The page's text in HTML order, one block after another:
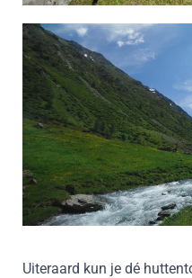
Uiteraard kun je dé